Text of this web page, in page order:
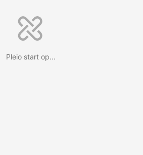
Pleio start op...